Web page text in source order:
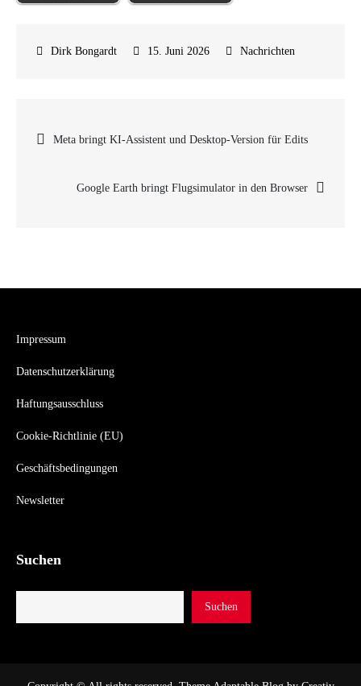
15. Juni 2026 Nachrichten
Beitragsnavigation
Meta bringt KI-Assistent und Desktop-Version für Edits
Google Earth bringt Flugsimulator in den Browser
Impressum
Datenschutzerklärung
Haftungsausschluss
Cookie-Richtlinie (EU)
Geschäftsbedingungen
Newsletter
Suchen
Suchen